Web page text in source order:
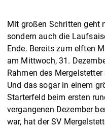
Mit großen Schritten geht
sondern auch die
Ende. Bereits zum elften
am Mittwoch, 31.
Rahmen des
Und das sogar in einem
Starterfeld beim ersten
vergangenen Dezember
war, hat der SV